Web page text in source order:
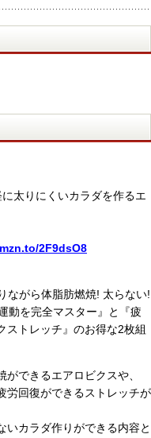
太りにくいカラダを作るエ
2F9dsO8
ながら体脂肪燃焼! 太らない!
動を完全マスター』と『疲
ストレッチ』のお得な2枚組
できるエアロビクスや、
労回復ができるストレッチが
いカラダ作りができる内容と